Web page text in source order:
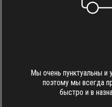
Мы очень пунктуальны и
поэтому мы всегда
быстро и в